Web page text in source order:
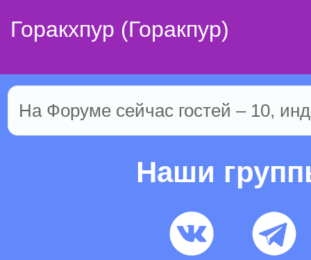
Горакхпур (Горакпур)
На Форуме сейчас гостей – 10,
Наши